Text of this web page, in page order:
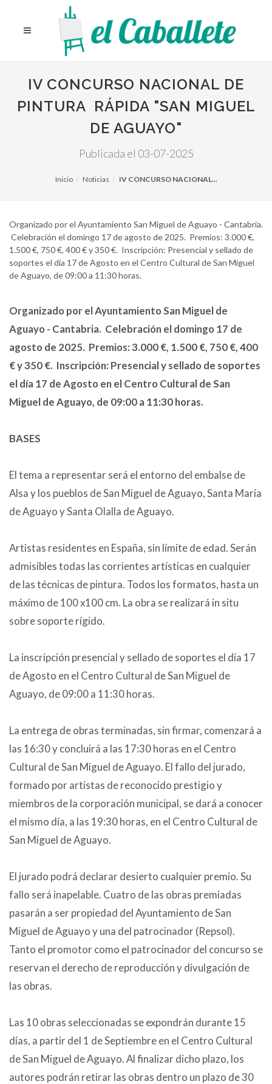
IV CONCURSO NACIONAL DE
PINTURA RÁPIDA "SAN MIGUEL
DE AGUAYO"
Publicada el 03-07-2025
Inicio Noticias IV CONCURSO NACIONAL...
Organizado por el Ayuntamiento San Miguel de Aguayo - Cantabria.
Celebración el domingo 17 de agosto de 2025. Premios: 3.000 €,
1.500 €, 750 €, 400 € y 350 €. Inscripción: Presencial y sellado de
soportes el día 17 de Agosto en el Centro Cultural de San Miguel
de Aguayo, de 09:00 a 11:30 horas.
Organizado por el Ayuntamiento San Miguel de
Aguayo - Cantabria. Celebración el domingo 17 de
agosto de 2025. Premios: 3.000 €, 1.500 €, 750 €, 400
€ y 350 €. Inscripción: Presencial y sellado de soportes
el día 17 de Agosto en el Centro Cultural de San
Miguel de Aguayo, de 09:00 a 11:30 horas.
BASES
El tema a representar será el entorno del embalse de
Alsa y los pueblos de San Miguel de Aguayo, Santa María
de Aguayo y Santa Olalla de Aguayo.
Artistas residentes en España, sin límite de edad. Serán
admisibles todas las corrientes artísticas en cualquier
de las técnicas de pintura. Todos los formatos, hasta un
máximo de 100 x100 cm. La obra se realizará in situ
sobre soporte rígido.
La inscripción presencial y sellado de soportes el día 17
de Agosto en el Centro Cultural de San Miguel de
Aguayo, de 09:00 a 11:30 horas.
La entrega de obras terminadas, sin firmar, comenzará a
las 16:30 y concluirá a las 17:30 horas en el Centro
Cultural de San Miguel de Aguayo. El fallo del jurado,
formado por artistas de reconocido prestigio y
miembros de la corporación municipal, se dará a conocer
el mismo día, a las 19:30 horas, en el Centro Cultural de
San Miguel de Aguayo.
El jurado podrá declarar desierto cualquier premio. Su
fallo será inapelable. Cuatro de las obras premiadas
pasarán a ser propiedad del Ayuntamiento de San
Miguel de Aguayo y una del patrocinador (Repsol).
Tanto el promotor como el patrocinador del concurso se
reservan el derecho de reproducción y divulgación de
las obras.
Las 10 obras seleccionadas se expondrán durante 15
días, a partir del 1 de Septiembre en el Centro Cultural
de San Miguel de Aguayo. Al finalizar dicho plazo, los
autores podrán retirar las obras dentro un plazo de 30